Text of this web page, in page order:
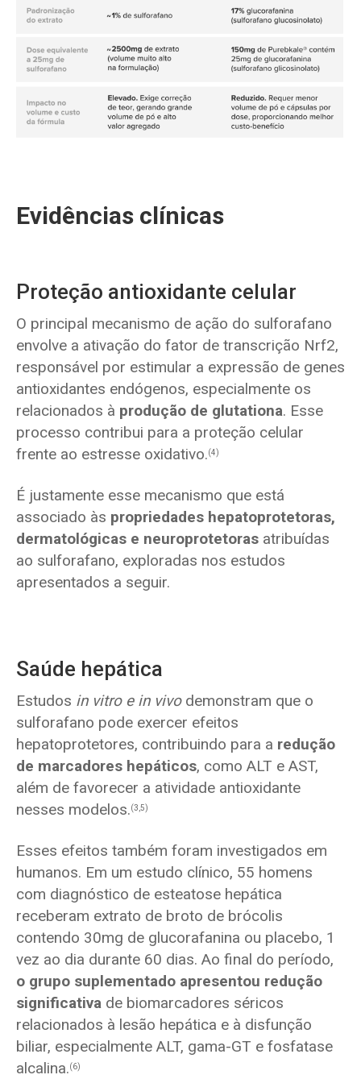
Evidências clínicas
Proteção antioxidante celular
O principal mecanismo de ação do sulforafano
envolve a ativação do fator de transcrição Nrf2,
responsável por estimular a expressão de genes
antioxidantes endógenos, especialmente os
relacionados à produção de glutationa. Esse
processo contribui para a proteção celular
frente ao estresse oxidativo.(4)
É justamente esse mecanismo que está
associado às propriedades hepatoprotetoras,
dermatológicas e neuroprotetoras atribuídas
ao sulforafano, exploradas nos estudos
apresentados a seguir.
Saúde hepática
Estudos in vitro e in vivodemonstram que o
sulforafano pode exercer efeitos
hepatoprotetores, contribuindo para a redução
de marcadores hepáticos, como ALT e AST,
além de favorecer a atividade antioxidante
nesses modelos.(3,5)
Esses efeitos também foram investigados em
humanos. Em um estudo clínico, 55 homens
com diagnóstico de esteatose hepática
receberam extrato de broto de brócolis
contendo 30mg de glucorafanina ou placebo, 1
vez ao dia durante 60 dias. Ao final do período,
o grupo suplementado apresentou redução
significativa de biomarcadores séricos
relacionados à lesão hepática e à disfunção
biliar, especialmente ALT, gama-GT e fosfatase
alcalina.(6)